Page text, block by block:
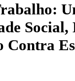
Social,
Contra